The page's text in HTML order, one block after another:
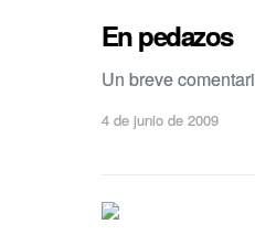
En pedazos
Un breve
4 de junio de 2009